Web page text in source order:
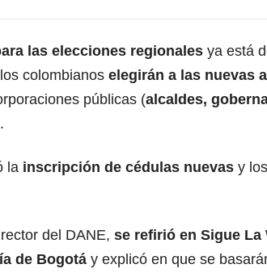
las elecciones regionales ya está
colombianos elegirán a las nuevas
públicas (alcaldes,
la inscripción de cédulas nuevas y
del DANE, se refirió en Sigue La
de Bogotá y explicó en que se